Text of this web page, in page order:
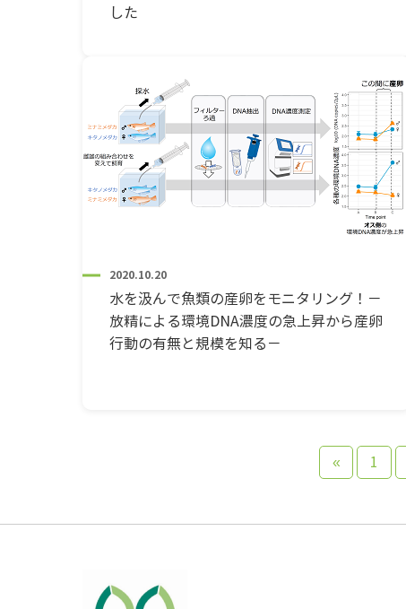
した
2020.10.20
水を汲んで魚類の産卵をモニタリング！－
放精による環境DNA濃度の急上昇から産卵
行動の有無と規模を知る－
« 1